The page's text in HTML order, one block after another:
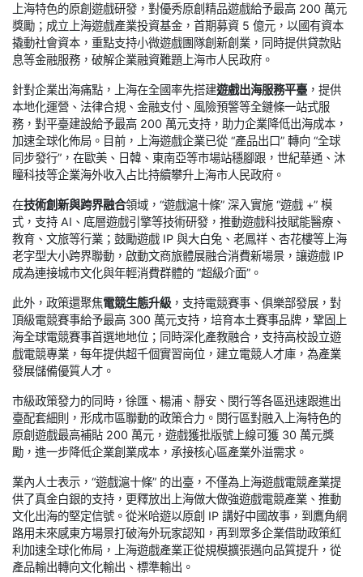
上海特色的原創遊戲研發，對優秀原創精品遊戲給予最高 200 萬元
獎勵；成立上海遊戲產業投資基金，首期募資 5 億元，以國有資本
撬動社會資本，重點支持小微遊戲團隊創新創業，同時提供貸款貼
息等金融服務，破解企業融資難題上海市人民政府。
針對企業出海痛點，上海在全國率先搭建遊戲出海服務平臺 ，提供
本地化運營、法律合規、金融支付、風險預警等全鏈條一站式服
務，對平臺建設給予最高 200 萬元支持，助力企業降低出海成本，
加速全球化佈局。目前，上海遊戲企業已從 “產品出口” 轉向 “全球
同步發行”，在歐美、日韓、東南亞等市場站穩腳跟，世紀華通、沐
瞳科技等企業海外收入占比持續攀升上海市人民政府。
在技術創新與跨界融合領域，“遊戲滬十條” 深入實施 “遊戲 +” 模
式，支持 AI、底層遊戲引擎等技術研發，推動遊戲科技賦能醫療、
教育、文旅等行業；鼓勵遊戲 IP 與大白兔、老鳳祥、杏花樓等上海
老字型大小跨界聯動，啟動文商旅體展融合消費新場景，讓遊戲 IP
成為連接城市文化與年輕消費群體的 “超級介面”。
此外，政策還聚焦電競生態升級 ，支持電競賽事、俱樂部發展，對
頂級電競賽事給予最高 300 萬元支持，培育本土賽事品牌，鞏固上
海全球電競賽事首選地地位；同時深化產教融合，支持高校設立遊
戲電競專業，每年提供超千個實習崗位，建立電競人才庫，為產業
發展儲備優質人才。
市級政策發力的同時，徐匯、楊浦、靜安、閔行等各區迅速跟進出
臺配套細則，形成市區聯動的政策合力。閔行區對融入上海特色的
原創遊戲最高補貼 200 萬元，遊戲獲批版號上線可獲 30 萬元獎
勵，進一步降低企業創業成本，承接核心區產業外溢需求。
業內人士表示，“遊戲滬十條” 的出臺，不僅為上海遊戲電競產業提
供了真金白銀的支持，更釋放出上海做大做強遊戲電競產業、推動
文化出海的堅定信號。從米哈遊以原創 IP 講好中國故事，到鷹角網
路用未來感東方場景打破海外玩家認知，再到眾多企業借助政策紅
利加速全球化佈局，上海遊戲產業正從規模擴張邁向品質提升，從
產品輸出轉向文化輸出、標準輸出。